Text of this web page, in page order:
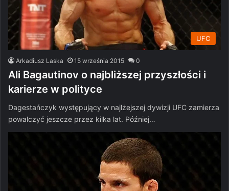
UFC
Arkadiusz Laska 15 września 2015 0
Ali Bagautinov o najbliższej przyszłości i
karierze w polityce
Dagestańczyk występujący w najlżejszej dywizji UFC zamierza
powalczyć jeszcze przez kilka lat. Później…